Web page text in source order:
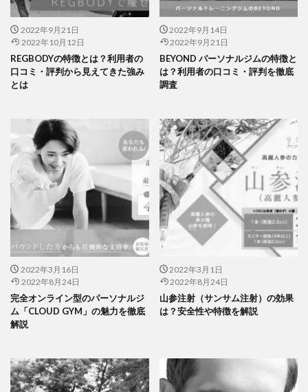
2022年9月21日
2022年10月12日
REGBODYの特徴とは？利用者の
口コミ・評判から見えてきた強み
とは
2022年9月14日
2022年9月21日
BEYOND パーソナルジムの特徴と
は？利用者の口コミ・評判を徹底
調査
2022年3月16日
2022年8月24日
完全オンライン型のパーソナルジ
ム「CLOUD GYM」の魅力を徹底
解説
2022年3月1日
2022年8月24日
山参注射（サンサム注射）の効果
は？安全性や特徴を解説